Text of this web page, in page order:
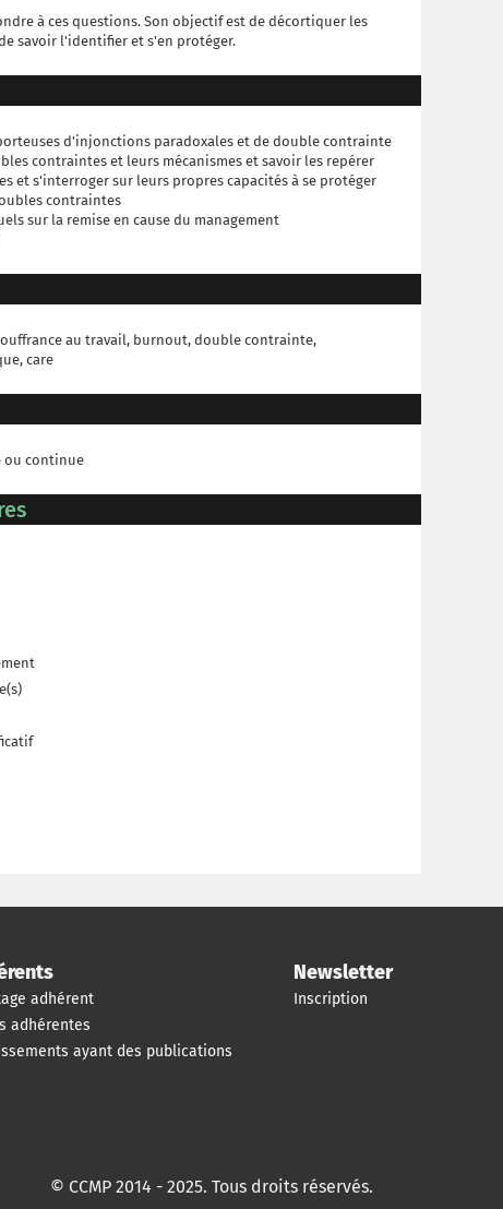
à ces questions. Son objectif est de décortiquer les
savoir l'identifier et s'en protéger.
d'injonctions paradoxales et de double contrainte
contraintes et leurs mécanismes et savoir les repérer
et s'interroger sur leurs propres capacités à se protéger
contraintes
sur la remise en cause du management
au travail, burnout, double contrainte,
care
ou continue
adhérent
adhérentes
ayant des publications
Newsletter
Inscription
© CCMP 2014 - 2025. Tous droits réservés.